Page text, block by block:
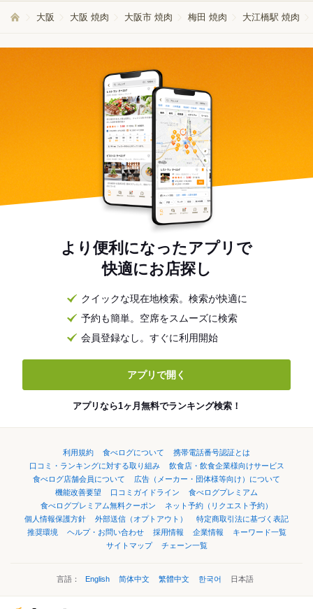
大阪 大阪 焼肉 大阪市 焼肉 梅田 焼肉 大江橋駅 焼肉
より便利になったアプリで
快適にお店探し
クイックな現在地検索。検索が快適に
予約も簡単。空席をスムーズに検索
会員登録なし。すぐに利用開始
アプリで開く
アプリなら1ヶ月無料でランキング検索！
利用規約 食べログについて
携帯電話番号認証とは
口コミ・ランキングに対する取り組み
飲食店・飲食企業様向けサービス
食べログ店舗会員について
広告（メーカー・団体様等向け）について
機能改善要望
口コミガイドライン
食べログプレミアム
食べログプレミアム無料クーポン
ネット予約（リクエスト予約）
個人情報保護方針
外部送信（オプトアウト）
特定商取引法に基づく表記
推奨環境
ヘルプ・お問い合わせ 採用情報 企業情報
キーワード一覧
サイトマップ
チェーン一覧
言語： English 简体中文 繁體中文 한국어 日本語